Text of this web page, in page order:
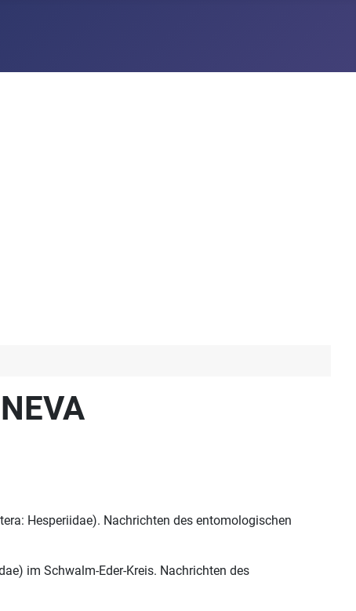
Hesperiidae). Nachrichten des entomologischen
im Schwalm-Eder-Kreis. Nachrichten des